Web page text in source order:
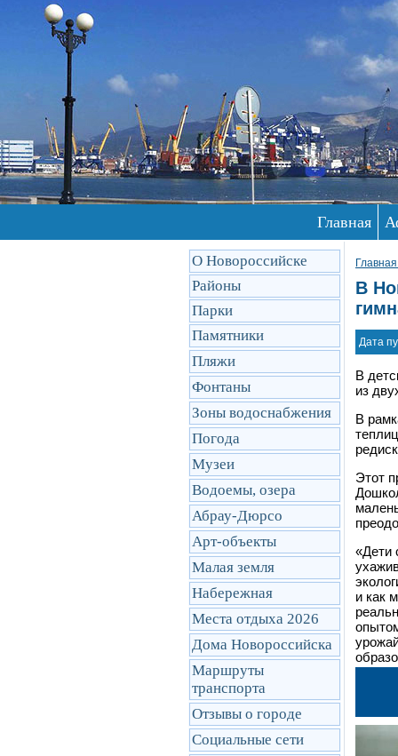
Главная
О Новороссийске
Районы
Парки
Памятники
Пляжи
Фонтаны
Зоны водоснабжения
Погода
Музеи
Водоемы, озера
Абрау-Дюрсо
Арт-объекты
Малая земля
Набережная
Места отдыха 2026
Дома Новороссийска
Маршруты
транcпорта
Отзывы о городе
Социальные сети
В
Дата
В
из
В
Этот
«Дети
и как